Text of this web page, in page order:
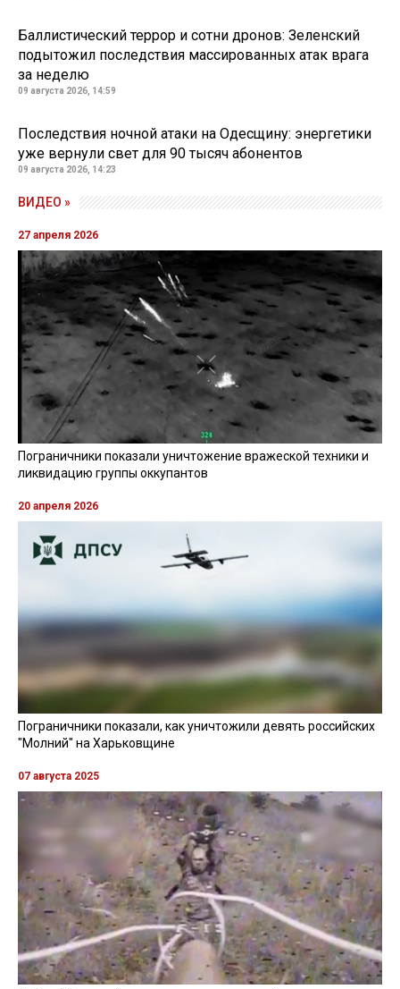
Баллистический террор и сотни дронов: Зеленский
подытожил последствия массированных атак врага
за неделю
09 августа 2026, 14:59
Последствия ночной атаки на Одесщину: энергетики
уже вернули свет для 90 тысяч абонентов
09 августа 2026, 14:23
ВИДЕО »
27 апреля 2026
Пограничники показали уничтожение вражеской техники и
ликвидацию группы оккупантов
20 апреля 2026
Пограничники показали, как уничтожили девять российских
"Молний" на Харьковщине
07 августа 2025